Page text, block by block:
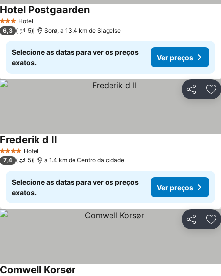
3 EstrelasHotel
Hotel Postgaarden
6,3 5 Sorø, a 13.4 km de Slagelse
Selecione as datas para ver os preços
exatos.
Ver preços
Partilhar
4 EstrelasHotel
Frederik d II
7,4 5 a 1.4 km de Centro da cidade
Selecione as datas para ver os preços
exatos.
Ver preços
Partilhar
Comwell Korsør